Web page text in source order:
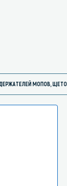
МОПОВ,